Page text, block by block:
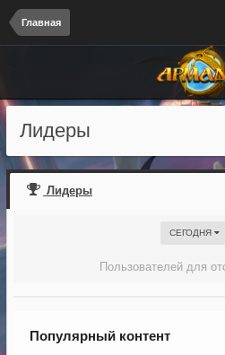
Главная
Лидеры
Лидеры
СЕГОДНЯ
Пользователей для
Популярный контент